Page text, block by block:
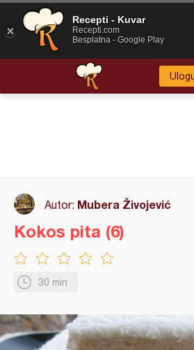
Autor: Mubera Živojević
30 min
Kokos pita (6)
Recepti - Kuvar
Recepti.com
Besplatna - Google Play